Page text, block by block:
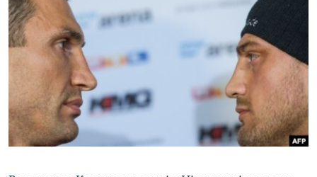
ВСЕ ЗА ДЕНЬ
СПЕЦПРОЕКТИ
ВІДЕОУРОКИ «ELIFBE»
СВІДЧЕННЯ ОКУПАЦІЇ
УКРАЇНСЬКА ПРОБЛЕМА КРИМУ
ЯК ОБІЙТИ БЛОКУВАННЯ
Русский
Qırımtatar